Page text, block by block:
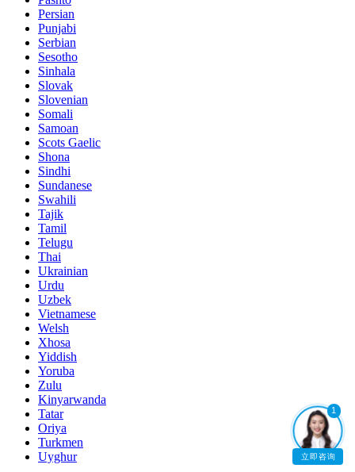
Persian
Punjabi
Serbian
Sesotho
Sinhala
Slovak
Slovenian
Somali
Samoan
Scots Gaelic
Shona
Sindhi
Sundanese
Swahili
Tajik
Tamil
Telugu
Thai
Ukrainian
Urdu
Uzbek
Vietnamese
Welsh
Xhosa
Yiddish
Yoruba
Zulu
Kinyarwanda
Tatar
Oriya
Turkmen
Uyghur
1
立即咨询